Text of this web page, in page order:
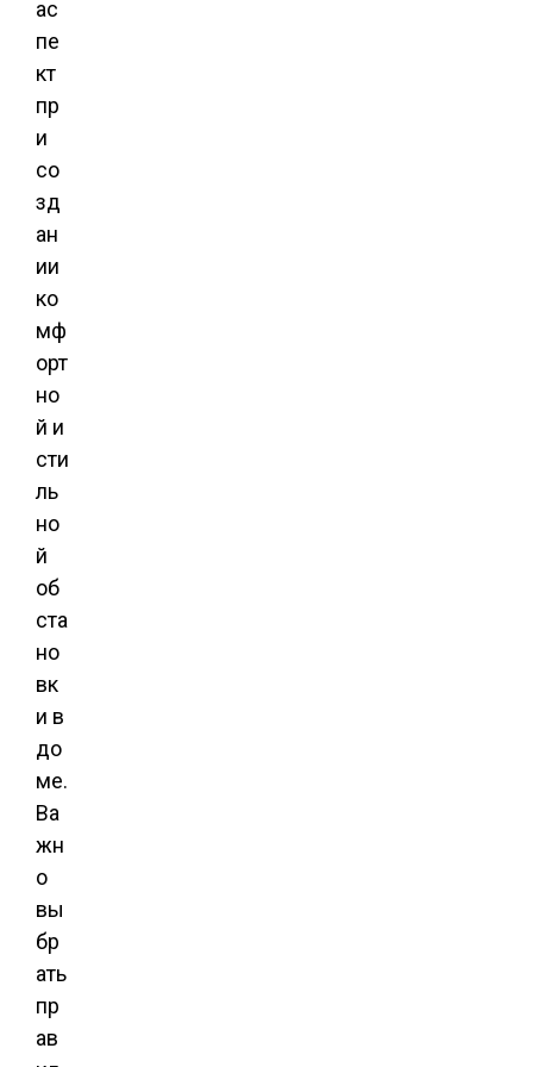
ас
пе
кт
пр
и
со
зд
ан
ии
ко
мф
орт
но
й и
сти
ль
но
й
об
ста
но
вк
и в
до
ме.
Ва
жн
о
вы
бр
ать
пр
ав